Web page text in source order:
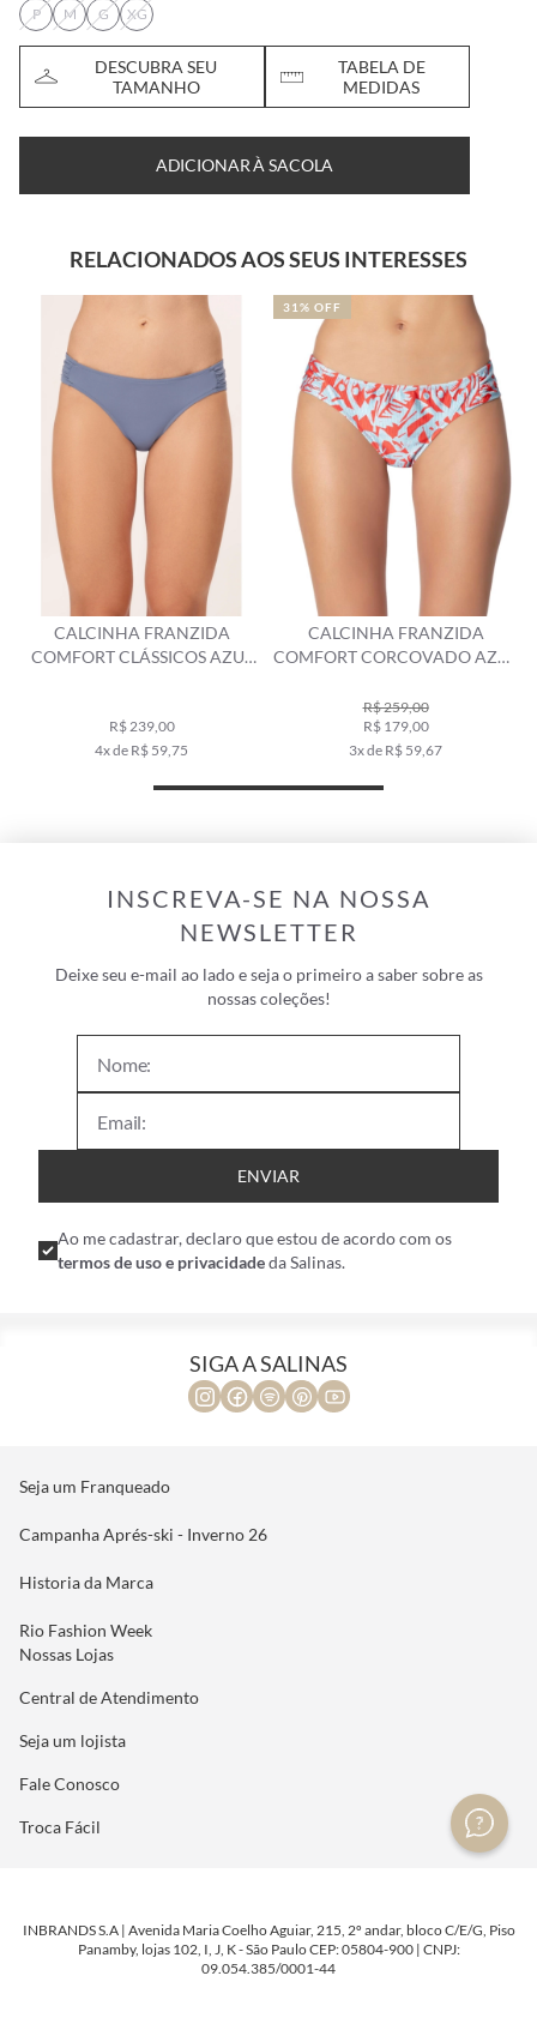
P
M G XG
DESCUBRA SEU
TAMANHO
TABELA DE
MEDIDAS
ADICIONAR À SACOLA
RELACIONADOS AOS SEUS INTERESSES
CALCINHA FRANZIDA
COMFORT CLÁSSICOS AZUL
R$ 239,00
4x de R$ 59,75
CALCINHA FRANZIDA
COMFORT CORCOVADO AZUL
R$ 259,00
R$ 179,00
3x de R$ 59,67
31% OFF
INSCREVA-SE NA NOSSA
NEWSLETTER
Deixe seu e-mail ao lado e seja o primeiro a saber sobre as
nossas coleções!
ENVIAR
Ao me cadastrar, declaro que estou de acordo com os
termos de uso e privacidadeda Salinas.
SIGA A SALINAS
Seja um Franqueado
Campanha Aprés-ski - Inverno 26
Historia da Marca
Rio Fashion Week
Nossas Lojas
Central de Atendimento
Seja um lojista
Fale Conosco
Troca Fácil
INBRANDS S.A | Avenida Maria Coelho Aguiar, 215, 2º andar, bloco C/E/G, Piso
Panamby, lojas 102, I, J, K - São Paulo CEP: 05804-900 | CNPJ:
09.054.385/0001-44